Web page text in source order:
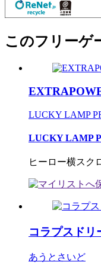
このフリーゲ
LUCKY LAMP
LUCKY LAMP
ヒーロー横スク
コラプスドリ
あうとさいど